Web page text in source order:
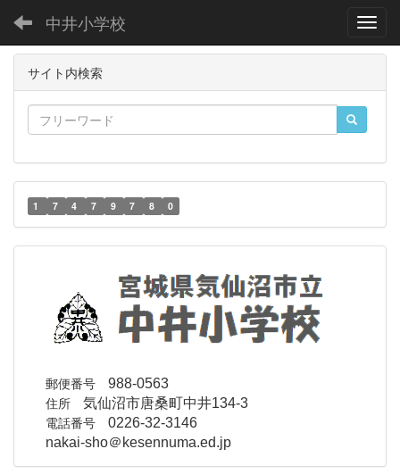
中井小学校
サイト内検索
1 7 4 7 9 7 8 0
郵便番号 988-0563
住所 気仙沼市唐桑町中井134-3
電話番号 0226-32-3146
nakai-sho＠kesennuma.ed.jp